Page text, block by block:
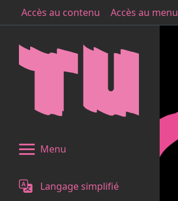
Accès au contenu Accès au menu
Menu
Langage simplifié